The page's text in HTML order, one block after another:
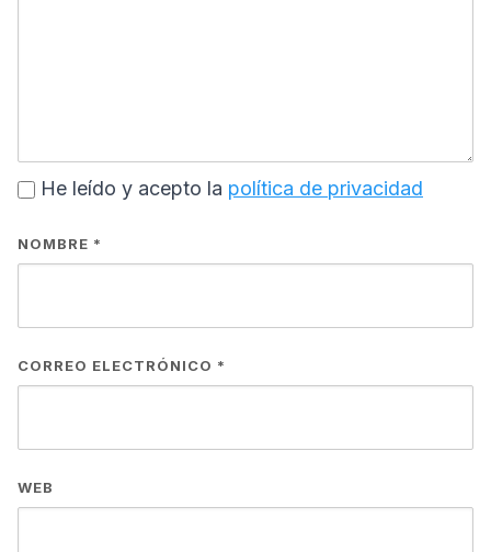
He leído y acepto la política de privacidad
NOMBRE *
CORREO ELECTRÓNICO *
WEB